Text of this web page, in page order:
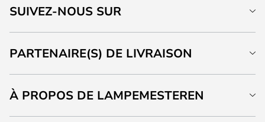
SUIVEZ-NOUS SUR
PARTENAIRE(S) DE LIVRAISON
À PROPOS DE LAMPEMESTEREN